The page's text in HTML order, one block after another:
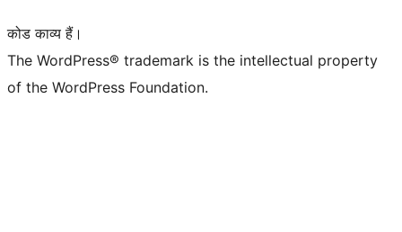
कोड काव्य हैं।
The WordPress® trademark is the intellectual property
of the WordPress Foundation.